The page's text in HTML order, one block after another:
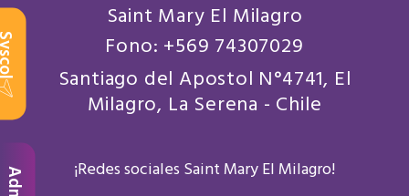
Saint Mary El Milagro
Fono: +569 74307029
Santiago del Apostol N°4741, El
Milagro, La Serena - Chile
¡Redes sociales Saint Mary El Milagro!